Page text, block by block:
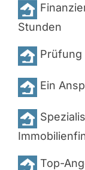
Stunden
Prüfung
Ein
Top-